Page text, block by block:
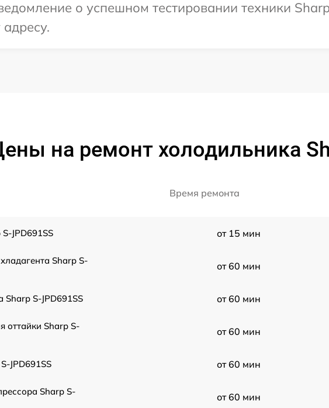
о успешном тестировании техники
на ремонт холодильника
Время ремонта
JPD691SS от 15 мин
Sharp S-
от 60 мин
S-JPD691SS от 60 мин
оттайки Sharp S-
от 60 мин
JPD691SS от 60 мин
Sharp S-
от 60 мин